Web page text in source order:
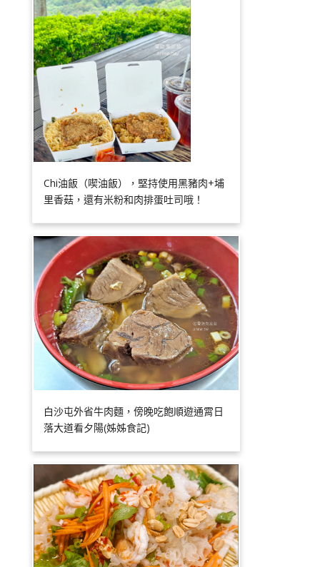
Chi油飯（喫油飯），堅持使用黑豬肉+埔
里香菇，還有米粉和肉排蛋吐司哦！
白沙屯外省牛肉麵，傍晚吃飽順遊通霄日
落大道看夕陽(姊姊食記)